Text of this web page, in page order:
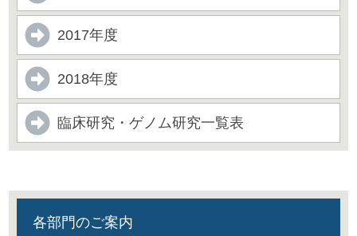
2017年度
2018年度
臨床研究・ゲノム研究一覧表
各部門のご案内